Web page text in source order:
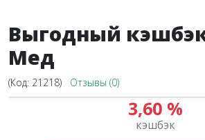
Выгодный
Мед
(Код: 21218) Отзывы (0)
3,60 %
кэшбэк